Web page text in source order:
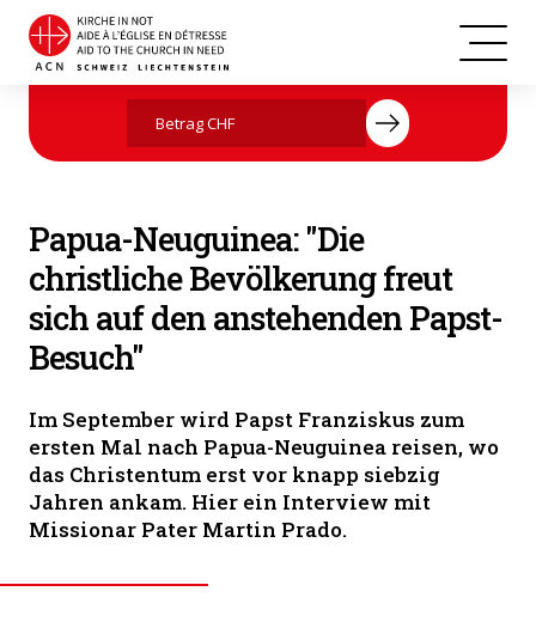
Jetzt mit Ihrer Spende helfen
Papua-Neuguinea: "Die
christliche Bevölkerung freut
sich auf den anstehenden Papst-
Besuch"
Im September wird Papst Franziskus zum
ersten Mal nach Papua-Neuguinea reisen, wo
das Christentum erst vor knapp siebzig
Jahren ankam. Hier ein Interview mit
Missionar Pater Martin Prado.